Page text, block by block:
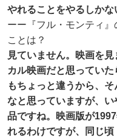
やれることをやるしかな
ーー『フル・モンティ
ことは？
見ていません。映画を
カル映画だと思ってい
もちょっと違うから、
なと思っていますが、
品ですね。映画版が
れるわけですが、同じ